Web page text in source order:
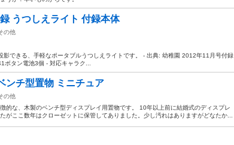
うつしえライト 付録本体
の他
影できる、手軽なポータブルうつしえライトです。 - 出典: 幼稚園 2012年11月号付録
タン電池3個 - 対応キャラク...
ンチ型置物 ミニチュア
の他
的な、木製のベンチ型ディスプレイ用置物です。 10年以上前に結婚式のディスプレ
がここ数年はクローゼットに保管してありました。少し汚れはありますがどなたか...